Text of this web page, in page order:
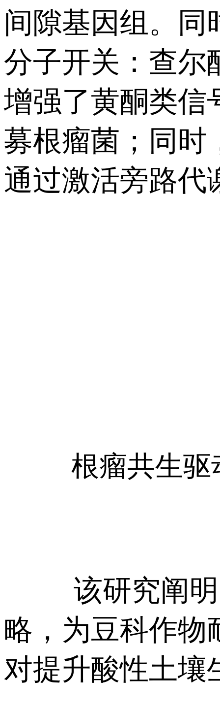
间隙基因组。同
分子开关：查尔
增强了黄酮类信
募根瘤菌；同时
通过激活旁路代
根瘤共生
该研究阐
略，为豆科作物
对提升酸性土壤